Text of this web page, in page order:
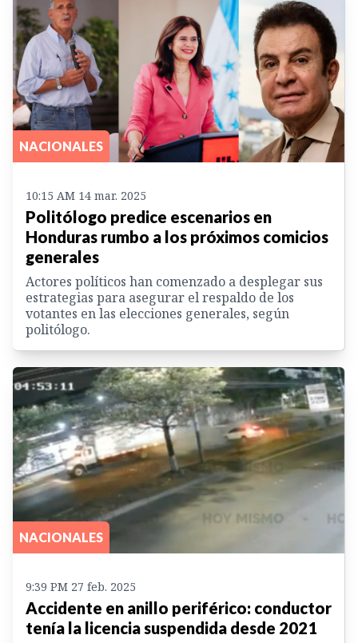
NACIONALES
10:15 AM 14 mar. 2025
Politólogo predice escenarios en
Honduras rumbo a los próximos comicios
generales
Actores políticos han comenzado a desplegar sus
estrategias para asegurar el respaldo de los
votantes en las elecciones generales, según
politólogo.
NACIONALES
9:39 PM 27 feb. 2025
Accidente en anillo periférico: conductor
tenía la licencia suspendida desde 2021